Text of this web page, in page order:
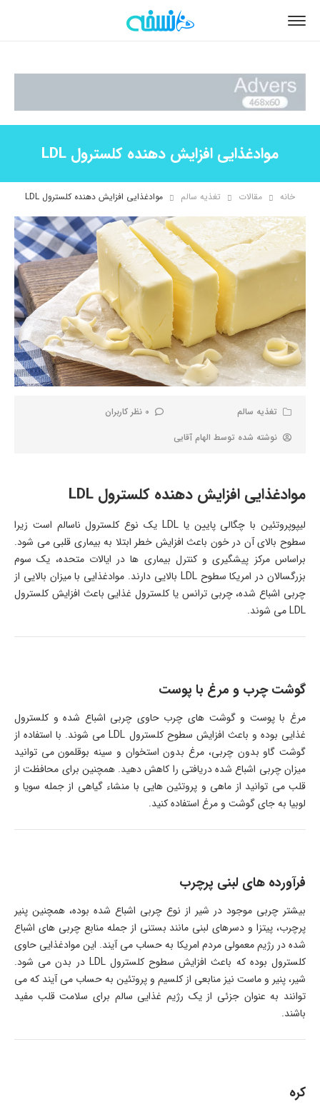
موادغذایی افزایش دهنده کلسترول LDL
خانه مقالات تغذیه سالم موادغذایی افزایش دهنده کلسترول LDL
تغذیه سالم
0 نظر کاربران
نوشته شده توسط الهام آقایی
موادغذایی افزایش دهنده کلسترول LDL
لیپوپروتئین با چگالی پایین یا LDL یک نوع کلسترول ناسالم است زیرا
سطوح بالای آن در خون باعث افزایش خطر ابتلا به بیماری قلبی می شود.
براساس مرکز پیشگیری و کنترل بیماری ها در ایالات متحده، یک سوم
بزرگسالان در امریکا سطوح LDL بالایی دارند. موادغذایی با میزان بالایی از
چربی اشباع شده، چربی ترانس یا کلسترول غذایی باعث افزایش کلسترول
LDL می شوند.
گوشت چرب و مرغ با پوست
مرغ با پوست و گوشت های چرب حاوی چربی اشباع شده و کلسترول
غذایی بوده و باعث افزایش سطوح کلسترول LDL می شوند. با استفاده از
گوشت گاو بدون چربی، مرغ بدون استخوان و سینه بوقلمون می توانید
میزان چربی اشباع شده دریافتی را کاهش دهید. همچنین برای محافظت از
قلب می توانید از ماهی و پروتئین هایی با منشاء گیاهی از جمله سویا و
لوبیا به جای گوشت و مرغ استفاده کنید.
فرآورده های لبنی پرچرب
بیشتر چربی موجود در شیر از نوع چربی اشباع شده بوده، همچنین پنیر
پرچرب، پیتزا و دسرهای لبنی مانند بستنی از جمله منابع چربی های اشباع
شده در رژیم معمولی مردم امریکا به حساب می آیند. این موادغذایی حاوی
کلسترول بوده که باعث افزایش سطوح کلسترول LDL در بدن می شود.
شیر، پنیر و ماست نیز منابعی از کلسیم و پروتئین به حساب می آیند که می
توانند به عنوان جزئی از یک رژیم غذایی سالم برای سلامت قلب مفید
باشند.
کره